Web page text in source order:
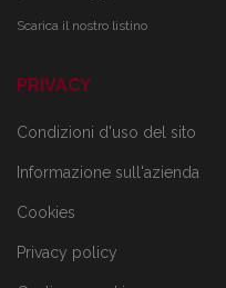
Scarica il nostro listino
PRIVACY
Condizioni d'uso del sito
Informazione sull'azienda
Cookies
Privacy policy